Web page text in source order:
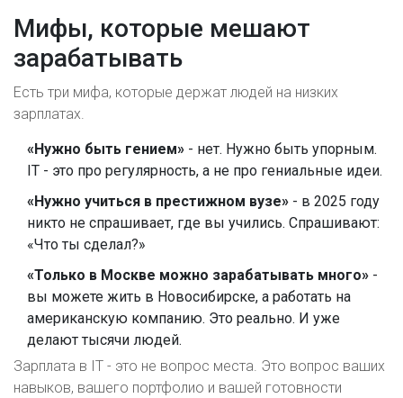
Мифы, которые мешают
зарабатывать
Есть три мифа, которые держат людей на низких
зарплатах.
«Нужно быть гением» - нет. Нужно быть упорным.
IT - это про регулярность, а не про гениальные идеи.
«Нужно учиться в престижном вузе» - в 2025 году
никто не спрашивает, где вы учились. Спрашивают:
«Что ты сделал?»
«Только в Москве можно зарабатывать много» -
вы можете жить в Новосибирске, а работать на
американскую компанию. Это реально. И уже
делают тысячи людей.
Зарплата в IT - это не вопрос места. Это вопрос ваших
навыков, вашего портфолио и вашей готовности